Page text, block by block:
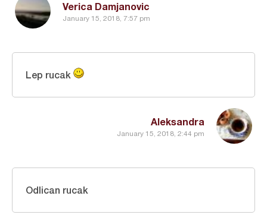
Verica Damjanovic
January 15, 2018, 7:57 pm
Aleksandra
January 15, 2018, 2:44 pm
Lep rucak
Odlican rucak